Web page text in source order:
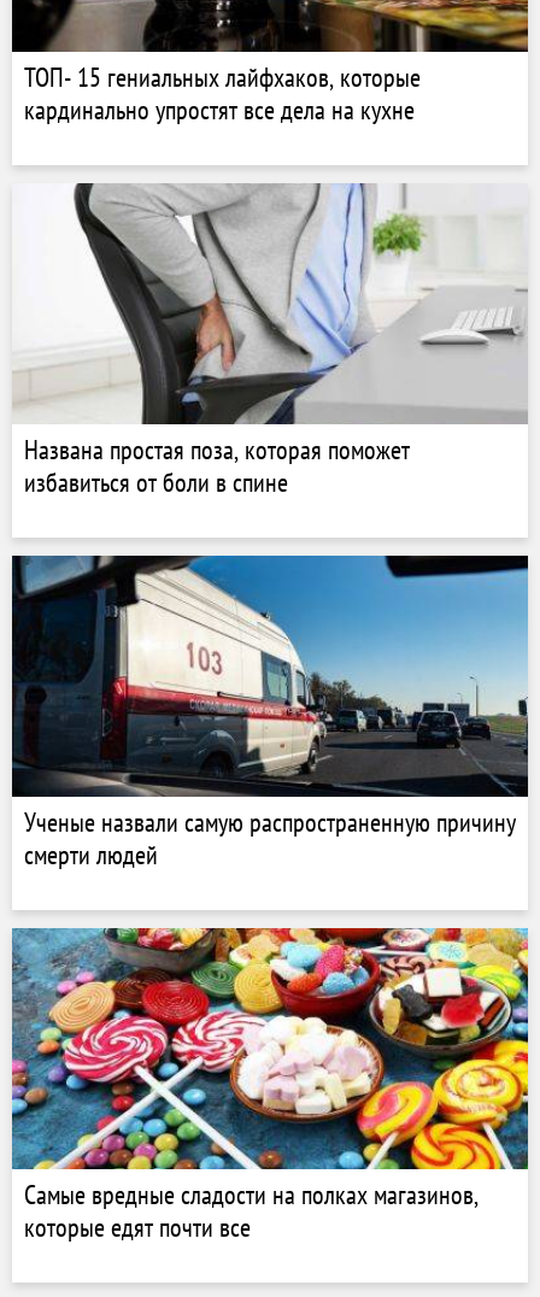
ТОП- 15 гениальных лайфхаков, которые
кардинально упростят все дела на кухне
Названа простая поза, которая поможет
избавиться от боли в спине
Ученые назвали самую распространенную причину
смерти людей
Самые вредные сладости на полках магазинов,
которые едят почти все